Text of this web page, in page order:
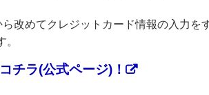
改めてクレジットカード情報の入力を
チラ(公式ページ)！